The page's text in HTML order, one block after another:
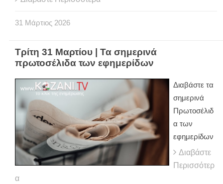
31 Μάρτιος 2026
Τρίτη 31 Μαρτίου | Τα σημερινά
πρωτοσέλιδα των εφημερίδων
Διαβάστε τα
σημερινά
Πρωτοσέλιδ
α των
εφημερίδων
Διαβάστε
Περισσότερ
α